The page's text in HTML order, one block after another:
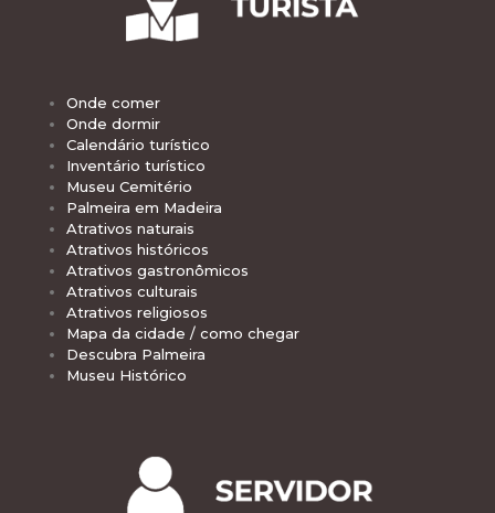
Onde comer
Onde dormir
Calendário turístico
Inventário turístico
Museu Cemitério
Palmeira em Madeira
Atrativos naturais
Atrativos históricos
Atrativos gastronômicos
Atrativos culturais
Atrativos religiosos
Mapa da cidade / como chegar
Descubra Palmeira
Museu Histórico